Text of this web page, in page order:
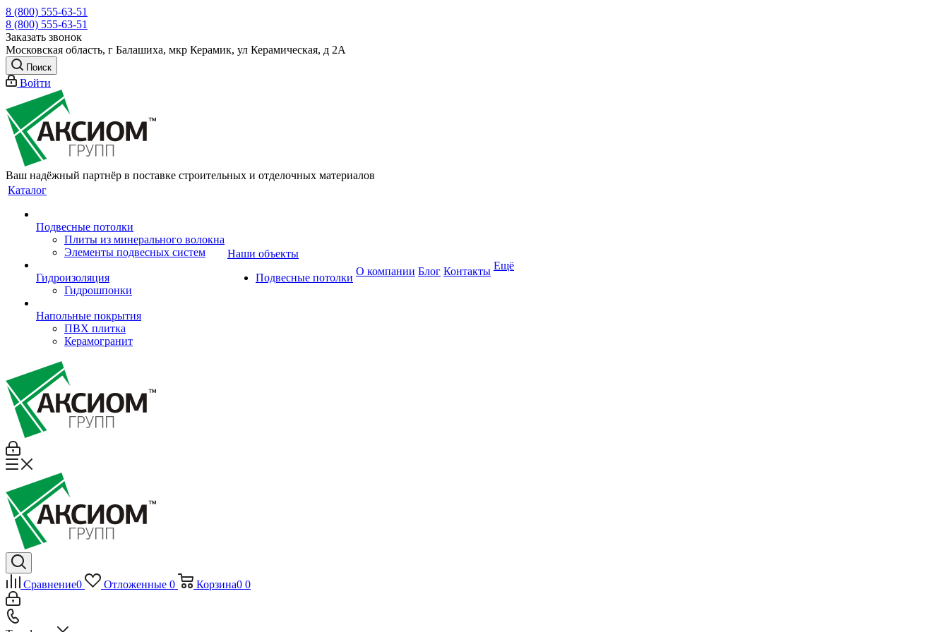
8 (800) 555-63-51
8 (800) 555-63-51
Заказать звонок
Московская область, г Балашиха, мкр Керамик, ул Керамическая, д 2А
Поиск
Войти
Ваш надёжный партнёр в поставке строительных и отделочных материалов
Каталог
Подвесные потолки
Плиты из минерального волокна
Элементы подвесных систем
Гидроизоляция
Гидрошпонки
Напольные покрытия
ПВХ плитка
Керамогранит
Наши объекты
Подвесные потолки
О компании Блог Контакты Ещё
Сравнение0 Отложенные 0 Корзина0 0